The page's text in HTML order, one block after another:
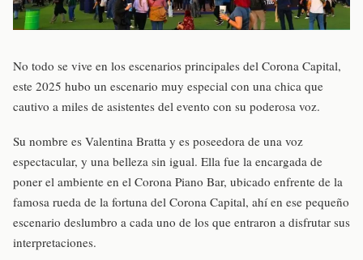
No todo se vive en los escenarios principales del Corona Capital,
este 2025 hubo un escenario muy especial con una chica que
cautivo a miles de asistentes del evento con su poderosa voz.
Su nombre es Valentina Bratta y es poseedora de una voz
espectacular, y una belleza sin igual. Ella fue la encargada de
poner el ambiente en el Corona Piano Bar, ubicado enfrente de la
famosa rueda de la fortuna del Corona Capital, ahí en ese pequeño
escenario deslumbro a cada uno de los que entraron a disfrutar sus
interpretaciones.